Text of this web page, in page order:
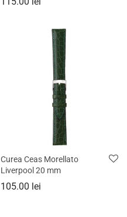
Curea Ceas Morellato
Liverpool 20 mm
105.00 lei